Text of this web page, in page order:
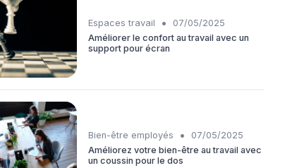
Espaces travail •
07/05/2025
Améliorer le confort au travail avec un
support pour écran
Bien-être employés •
07/05/2025
Améliorez votre bien-être au travail avec
un coussin pour le dos